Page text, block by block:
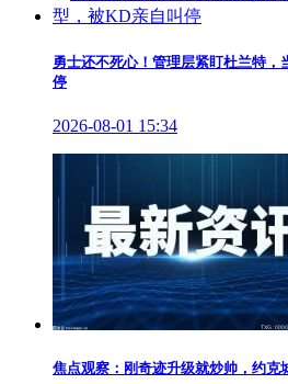
勇士还不死心！管理层紧盯杜兰特，
停
2026-08-01 15:34
焦点观察：刚奇迹升级就炒帅，约克